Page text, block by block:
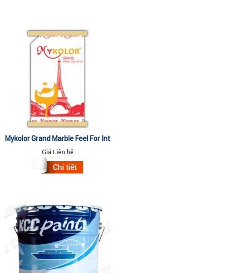
Mykolor Grand Marble Feel For Int
Giá:Liên hệ